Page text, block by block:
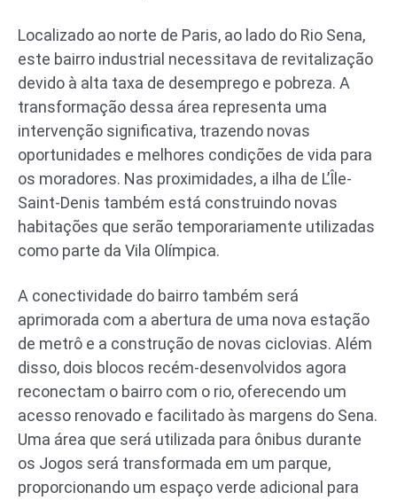
Localizado ao norte de Paris, ao lado do Rio Sena,
este bairro industrial necessitava de revitalização
devido à alta taxa de desemprego e pobreza. A
transformação dessa área representa uma
intervenção significativa, trazendo novas
oportunidades e melhores condições de vida para
os moradores. Nas proximidades, a ilha de L’Île-
Saint-Denis também está construindo novas
habitações que serão temporariamente utilizadas
como parte da Vila Olímpica.
A conectividade do bairro também será
aprimorada com a abertura de uma nova estação
de metrô e a construção de novas ciclovias. Além
disso, dois blocos recém-desenvolvidos agora
reconectam o bairro com o rio, oferecendo um
acesso renovado e facilitado às margens do Sena.
Uma área que será utilizada para ônibus durante
os Jogos será transformada em um parque,
proporcionando um espaço verde adicional para